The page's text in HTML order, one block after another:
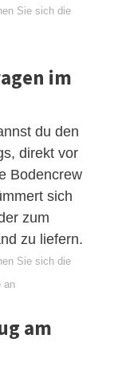
Sie sich die
im
du den
direkt vor
Bodencrew
sich
zum
zu liefern.
Sie sich die
an
am